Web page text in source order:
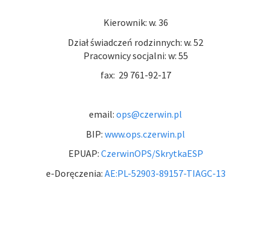
Kierownik: w. 36
Dział świadczeń rodzinnych: w. 52
Pracownicy socjalni: w: 55
fax: 29 761-92-17
email: ops@czerwin.pl
BIP: www.ops.czerwin.pl
EPUAP: CzerwinOPS/SkrytkaESP
e-Doręczenia: AE:PL-52903-89157-TIAGC-13